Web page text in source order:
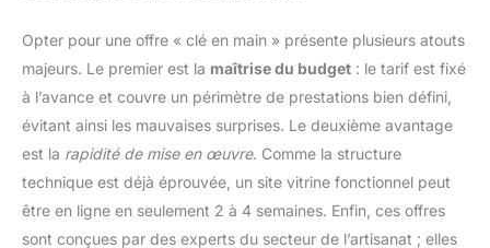
Opter pour une offre « clé en main » présente plusieurs atouts
majeurs. Le premier est la maîtrise du budget : le tarif est fixé
à l’avance et couvre un périmètre de prestations bien défini,
évitant ainsi les mauvaises surprises. Le deuxième avantage
est la rapidité de mise en œuvre. Comme la structure
technique est déjà éprouvée, un site vitrine fonctionnel peut
être en ligne en seulement 2 à 4 semaines. Enfin, ces offres
sont conçues par des experts du secteur de l’artisanat ; elles